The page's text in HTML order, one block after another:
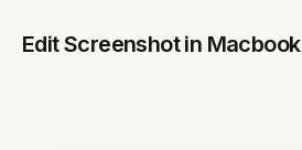
Edit Screenshot in Macbook